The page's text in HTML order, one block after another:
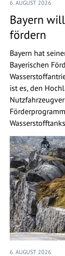
6. AUGUST 2026
Bayern
fördern
Bayern hat
Bayerischen
ist es, den
6. AUGUST 2026